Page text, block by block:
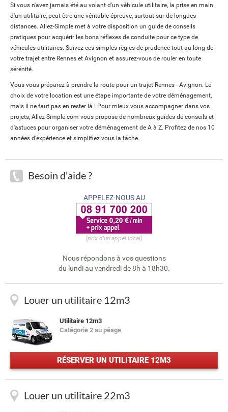
Si vous n'avez jamais été au volant d'un véhicule utilitaire, la prise en main
d'un utilitaire, peut être une véritable épreuve, surtout sur de longues
distances. Allez-Simple met à votre disposition un guide de conseils
pratiques pour acquérir les bons réflexes de conduite pour ce type de
véhicules utilitaires. Suivez ces simples règles de prudence tout au long de
votre trajet entre Rennes et Avignon et assurez-vous de rouler en toute
sérénité.
Vous vous préparez à prendre la route pour un trajet Rennes - Avignon. Le
choix de votre location est une étape importante de votre déménagement,
mais il ne faut pas en rester là ! Pour mieux vous accompagner dans vos
projets, Allez-Simple.com vous propose de nombreux guides de conseils et
d'astuces pour organiser votre déménagement de A à Z. Profitez de nos 10
années d'expérience et simplifiez vous la tâche.
Besoin d'aide ?
APPELEZ-NOUS AU
(prix d'un appel local)
Nous répondons à vos questions
du lundi au vendredi de 8h à 18h30.
Louer un utilitaire 12m3
Utilitaire 12m3
Catégorie 2 au péage
RÉSERVER UN UTILITAIRE 12M3
Louer un utilitaire 22m3